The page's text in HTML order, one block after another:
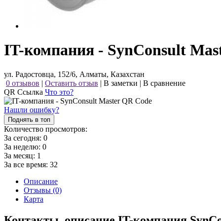
IT-компания - SynConsult
ул. Радостовца, 152/6, Алматы, Казахстан
0 отзывов | Оставить отзыв | В заметки | В сравнение
QR Ссылка Что это?
Нашли ошибку?
Поднять в топ
Количество просмотров:
За сегодня: 0
За неделю: 0
За месяц: 1
За все время: 32
Описание
Отзывы (0)
Карта